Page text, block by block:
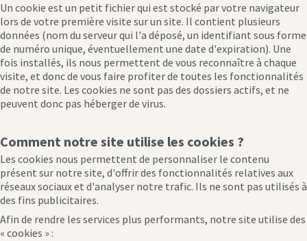
Un cookie est un petit fichier qui est stocké par votre navigateur
lors de votre première visite sur un site. Il contient plusieurs
données (nom du serveur qui l'a déposé, un identifiant sous forme
de numéro unique, éventuellement une date d'expiration). Une
fois installés, ils nous permettent de vous reconnaître à chaque
visite, et donc de vous faire profiter de toutes les fonctionnalités
de notre site. Les cookies ne sont pas des dossiers actifs, et ne
peuvent donc pas héberger de virus.
Comment notre site utilise les cookies ?
Les cookies nous permettent de personnaliser le contenu
présent sur notre site, d'offrir des fonctionnalités relatives aux
réseaux sociaux et d'analyser notre trafic. Ils ne sont pas utilisés à
des fins publicitaires.
Afin de rendre les services plus performants, notre site utilise des
« cookies » :